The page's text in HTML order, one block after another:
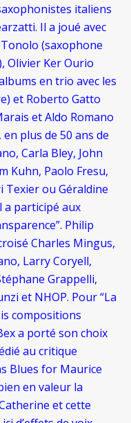
italiens
Il a joué avec
(saxophone
Olivier Ker Ourio
en trio avec les
et Roberto Gatto
et Aldo Romano
plus de 50 ans de
Carla Bley, John
Kuhn, Paolo Fresu,
Texier ou Géraldine
a participé aux
Philip
Charles Mingus,
Larry Coryell,
Grappelli,
et NHOP. Pour “La
compositions
a porté son choix
au critique
Blues for Maurice
en valeur la
et cette